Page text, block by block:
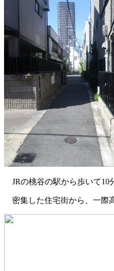
JRの桃谷の駅から歩いて10
密集した住宅街から、一際